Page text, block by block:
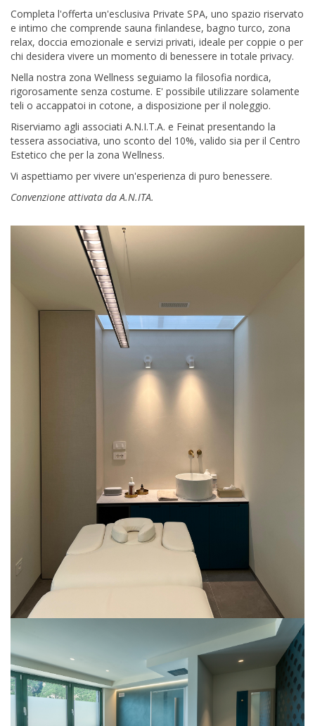
Completa l'offerta un'esclusiva Private SPA, uno spazio riservato
e intimo che comprende sauna finlandese, bagno turco, zona
relax, doccia emozionale e servizi privati, ideale per coppie o per
chi desidera vivere un momento di benessere in totale privacy.
Nella nostra zona Wellness seguiamo la filosofia nordica,
rigorosamente senza costume. E' possibile utilizzare solamente
teli o accappatoi in cotone, a disposizione per il noleggio.
Riserviamo agli associati A.N.I.T.A. e Feinat presentando la
tessera associativa, uno sconto del 10%, valido sia per il Centro
Estetico che per la zona Wellness.
Vi aspettiamo per vivere un'esperienza di puro benessere.
Convenzione attivata da A.N.ITA.